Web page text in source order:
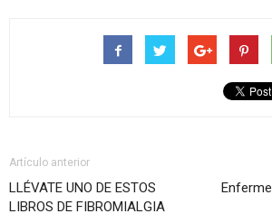
Artículo anterior
LLÉVATE UNO DE ESTOS
LIBROS DE FIBROMIALGIA